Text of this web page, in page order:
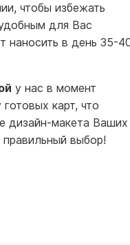
чтобы избежать
для Вас
наносить в день 35-
у нас в момент
карт, что
дизайн-макета Ваших
выбор!